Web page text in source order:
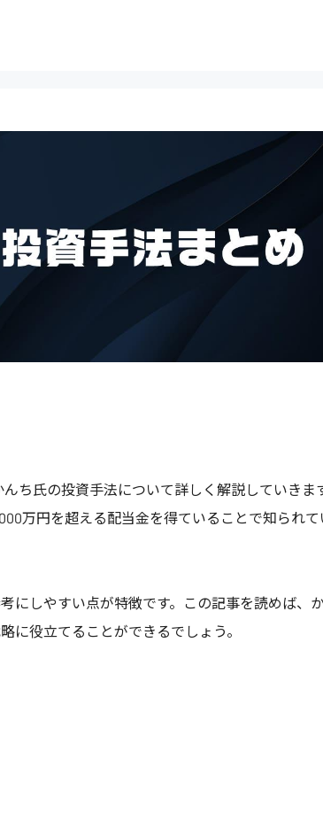
ち氏の投資手法について詳しく解説していきま
万円を超える配当金を得ていることで知られて
にしやすい点が特徴です。この記事を読めば、
に役立てることができるでしょう。